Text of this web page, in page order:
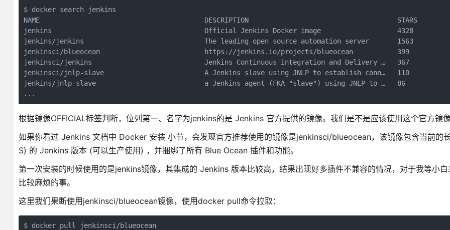
$ docker search jenkins
NAME                                         DESCRIPTION                                     STARS
jenkins                                      Official Jenkins Docker image                   4328
jenkins/jenkins                              The leading open source automation server       1563
jenkinsci/blueocean                          https://jenkins.io/projects/blueocean           399
jenkinsci/jenkins                            Jenkins Continuous Integration and Delivery …   367
jenkinsci/jnlp-slave                         A Jenkins slave using JNLP to establish conn…   110
jenkins/jnlp-slave                           a Jenkins agent (FKA "slave") using JNLP to …   86
...
根据镜像OFFICIAL标签判断，位列第一、名字为jenkins的是 Jenkins 官方提供的镜像。我们是不是应该使用这个官方镜像
如果你看过 Jenkins 文档中 Docker 安装 小节，会发现官方推荐使用的镜像是jenkinsci/blueocean，该镜像包含当前的
S) 的 Jenkins 版本 (可以生产使用) ，并捆绑了所有 Blue Ocean 插件和功能。
第一次安装的时候使用的是jenkins镜像，其集成的 Jenkins 版本比较高，结果出现好多插件不兼容的情况，对于我等小
比较麻烦的事。
这里我们果断使用jenkinsci/blueocean镜像，使用docker pull命令拉取：
$ docker pull jenkinsci/blueocean